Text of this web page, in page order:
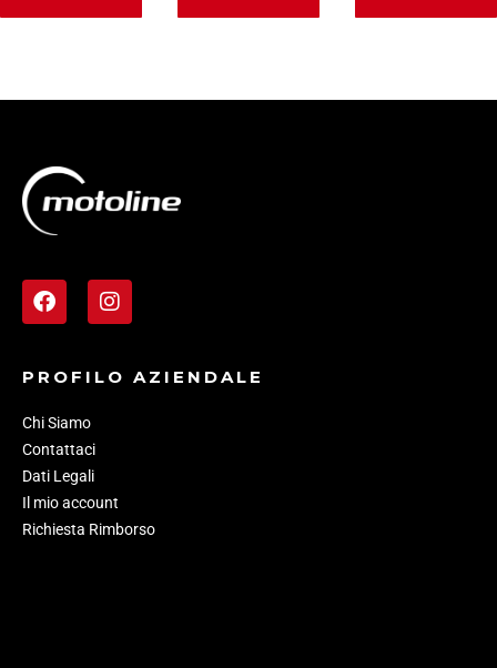
PROFILO AZIENDALE
Chi Siamo
Contattaci
Dati Legali
Il mio account
Richiesta Rimborso